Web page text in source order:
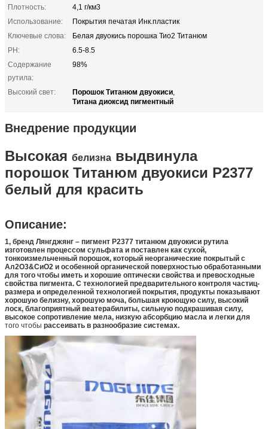
Плотность:
4,1 г/км3
Использование:
Покрытия печатая Инк.пластик
Ключевые слова:
Белая двуокись порошка Тио2 Титанюм
PH:
6.5-8.5
Содержание
рутила:
98%
Высокий свет: Порошок Титанюм двуокиси,
Титана диоксид пигментный
Внедрение продукции
Высокая белизна выдвинула
порошок Титанюм двуокиси Р2377
белый для красить
Описание:
1, бренд Лянгджянг – пигмент Р2377 титанюм двуокиси рутила
изготовлен процессом сульфата и поставлен как сухой,
тонкоизмельченный порошок, который неорганические покрытый с
Ал2О3&СиО2 и особенной органической поверхностью обработанными
для того чтобы иметь и хорошие оптически свойства и превосходные
свойства пигмента. С технологией предварительного контроля частиц-
размера и определенной технологией покрытия, продукты показывают
хорошую белизну, хорошую моча, большая кроющую силу, высокий
лоск, благоприятный веатерабилиты, сильную подкрашивая силу,
высокое сопротивление мела, низкую абсорбцию масла и легки для
того чтобы рассеивать в разнообразие системах.